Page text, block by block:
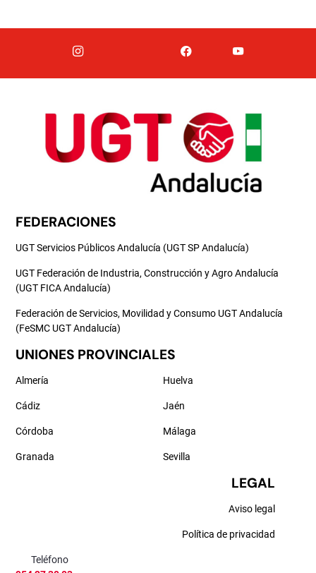
FEDERACIONES
UGT Servicios Públicos Andalucía (UGT SP Andalucía)
UGT Federación de Industria, Construcción y Agro Andalucía
(UGT FICA Andalucía)
Federación de Servicios, Movilidad y Consumo UGT Andalucía
(FeSMC UGT Andalucía)
UNIONES PROVINCIALES
Almería
Cádiz
Córdoba
Granada
Huelva
Jaén
Málaga
Sevilla
LEGAL
Aviso legal
Política de privacidad
Teléfono